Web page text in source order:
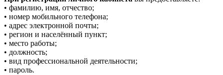
• фамилию, имя, отчество;
• номер мобильного телефона;
• адрес электронной почты;
• регион и населённый пункт;
• место работы;
• должность;
• вид профессиональной деятельности;
• пароль.